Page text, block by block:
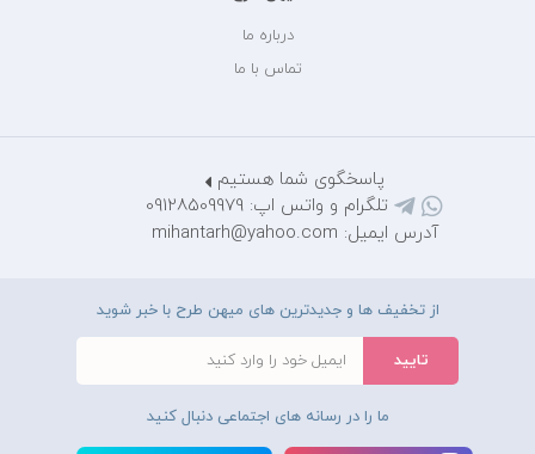
درباره ما
تماس با ما
پاسخگوی شما هستیم
تلگرام و واتس اپ: 09128509979
آدرس ایمیل: mihantarh@yahoo.com
از تخفیف ها و جدیدترین های میهن طرح با خبر شوید
ما را در رسانه های اجتماعی دنبال کنید